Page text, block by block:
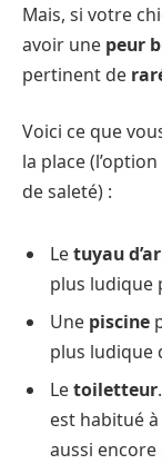
Mais, si votre
avoir une peur
pertinent de
Voici ce que
la place
de saleté) :
Letuyau
plus ludique
Une piscine
plus ludique
Letoiletteur
est habitué
aussi